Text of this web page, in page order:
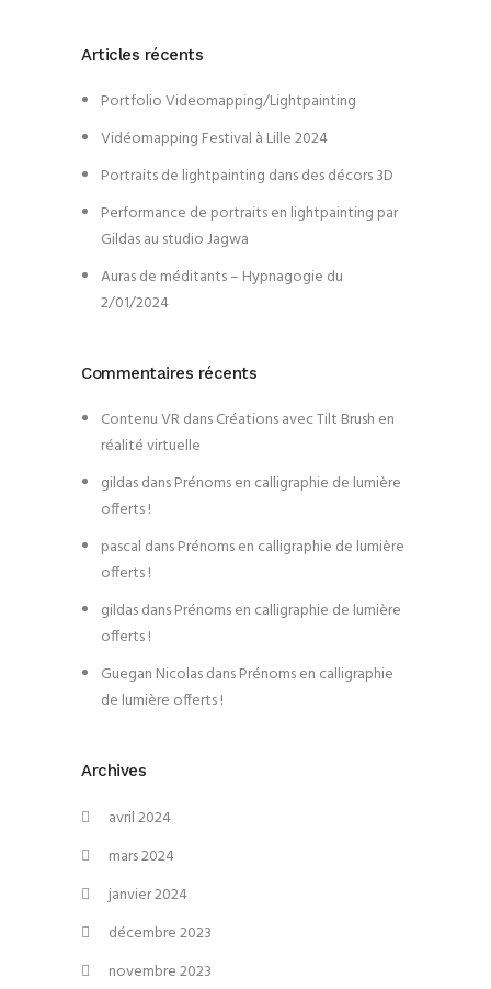
Articles récents
Portfolio Videomapping/Lightpainting
Vidéomapping Festival à Lille 2024
Portraits de lightpainting dans des décors 3D
Performance de portraits en lightpainting par
Gildas au studio Jagwa
Auras de méditants – Hypnagogie du
2/01/2024
Commentaires récents
Contenu VRdansCréations avec Tilt Brush en
réalité virtuelle
gildasdansPrénoms en calligraphie de lumière
offerts !
pascal dansPrénoms en calligraphie de lumière
offerts !
gildasdansPrénoms en calligraphie de lumière
offerts !
Guegan NicolasdansPrénoms en calligraphie
de lumière offerts !
Archives
avril 2024
mars 2024
janvier 2024
décembre 2023
novembre 2023